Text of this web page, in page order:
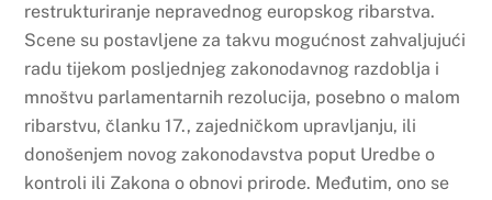
restrukturiranje nepravednog europskog ribarstva.
Scene su postavljene za takvu mogućnost zahvaljujući
radu tijekom posljednjeg zakonodavnog razdoblja i
mnoštvu parlamentarnih rezolucija, posebno o malom
ribarstvu, članku 17., zajedničkom upravljanju, ili
donošenjem novog zakonodavstva poput Uredbe o
kontroli ili Zakona o obnovi prirode. Međutim, ono se